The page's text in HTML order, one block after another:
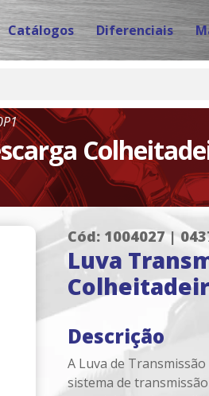
Catálogos Diferenciais
Cód: 1004027 |
Luva
Descrição
A Luva de
sistema de